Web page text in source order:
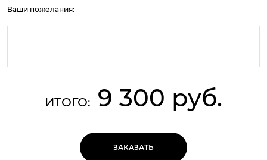
Ваши пожелания:
ИТОГО: 9 300 руб.
ЗАКАЗАТЬ